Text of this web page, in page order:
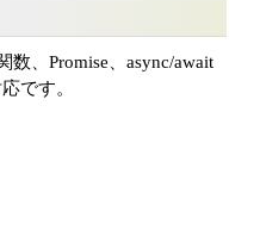
、Promise、async/await
です。